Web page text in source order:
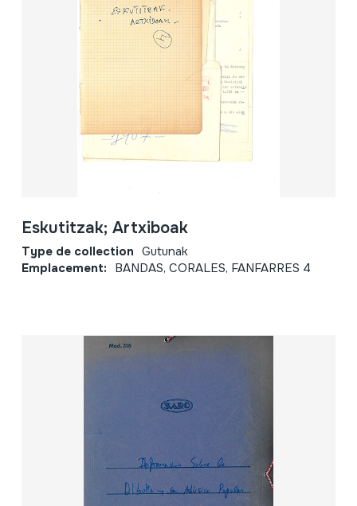
Eskutitzak; Artxiboak
Type de collection Gutunak
Emplacement: BANDAS, CORALES, FANFARRES 4